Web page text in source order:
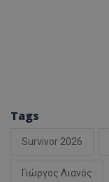
Tags
Survivor 2026
Γιώργος Λιανός